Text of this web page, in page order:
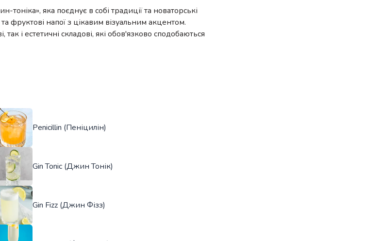
яка поєднує в собі традиції та новаторські
фруктові напої з цікавим візуальним акцентом.
і естетичні складові, які обов'язково сподобаються
Penicillin (Пеніцилін)
Gin Tonic (Джин Тонік)
Gin Fizz (Джин Фізз)